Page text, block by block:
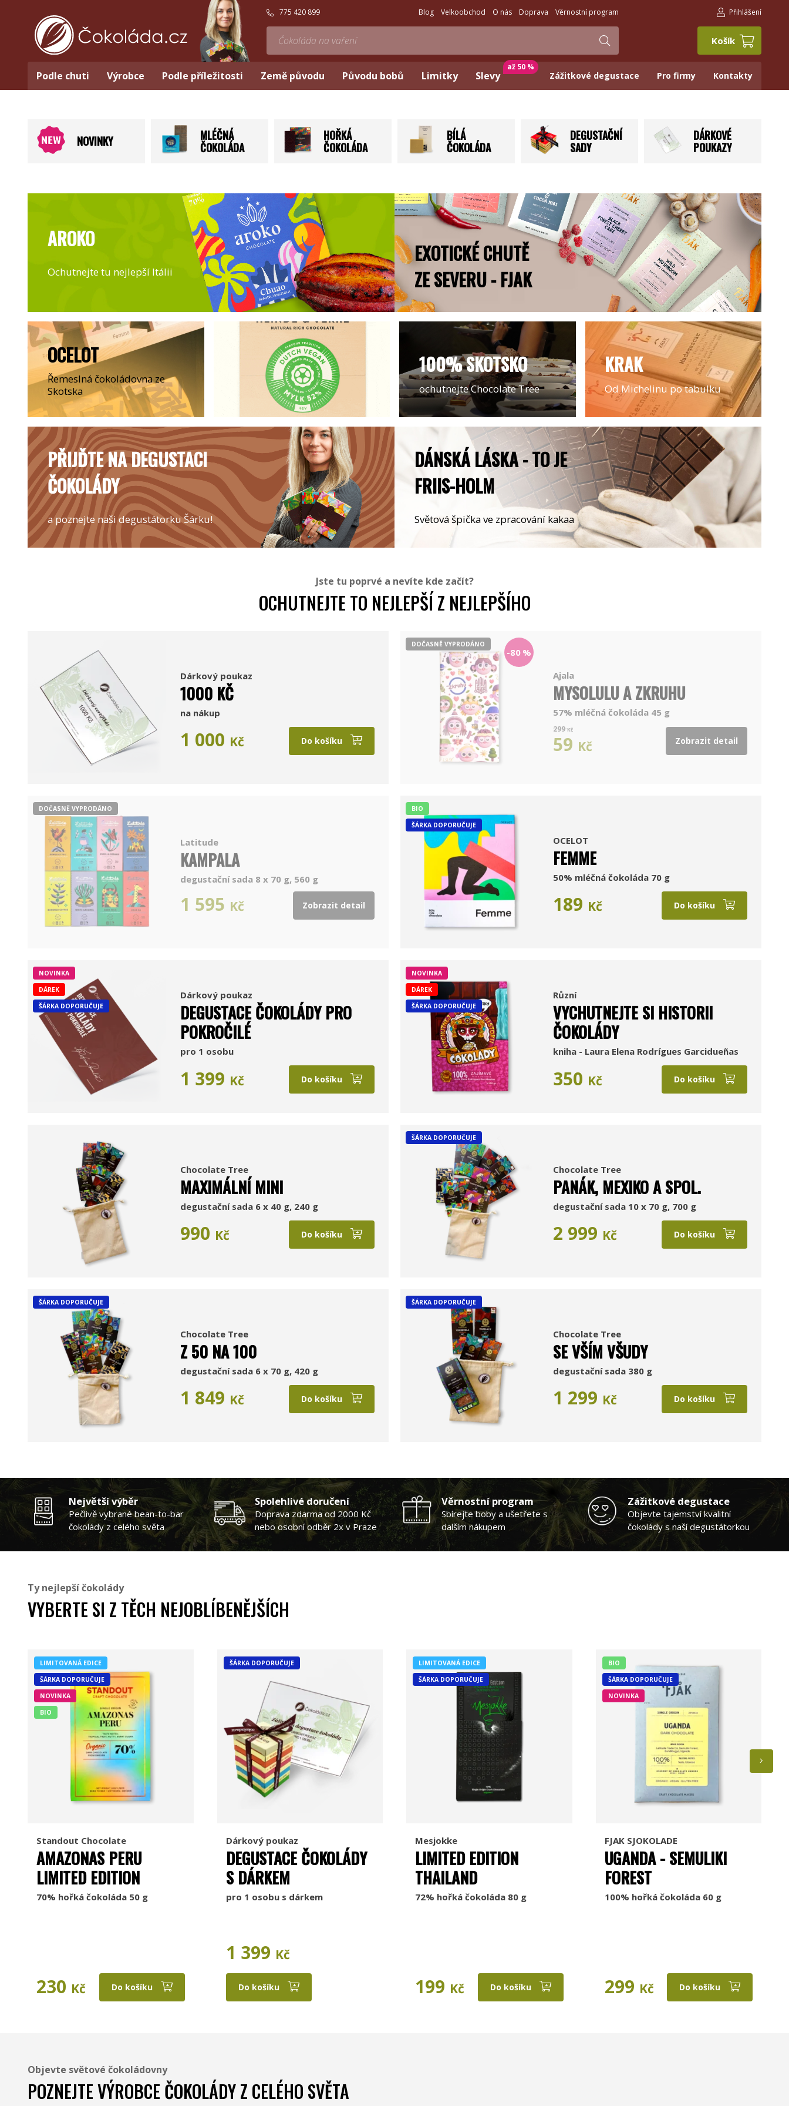
775 420 899 Blog Velkoobchod O nás Doprava Věrnostní program Přihlášení
Košík
Podle chuti Výrobce Podle příležitosti Země původu Původu bobů Limitky Slevy
až 50 %
Zážitkové degustace Pro firmy Kontakty
NOVINKY
MLÉČNÁ
ČOKOLÁDA
HOŘKÁ
ČOKOLÁDA
BÍLÁ
ČOKOLÁDA
DEGUSTAČNÍ
SADY
DÁRKOVÉ
POUKAZY
AROKO
Ochutnejte tu nejlepší Itálii
EXOTICKÉ CHUTĚ
ZE SEVERU - FJAK
OCELOT
Řemeslná čokoládovna ze
Skotska
100% SKOTSKO
ochutnejte Chocolate Tree
KRAK
Od Michelinu po tabulku
PŘIJĎTE NA DEGUSTACI
ČOKOLÁDY
a poznejte naši degustátorku Šárku!
DÁNSKÁ LÁSKA - TO JE
FRIIS-HOLM
Světová špička ve zpracování kakaa
Jste tu poprvé a nevíte kde začít?
OCHUTNEJTE TO NEJLEPŠÍ Z NEJLEPŠÍHO
Dárkový poukaz
1000 KČ
na nákup
1 000 Kč Do košíku
-80 %
DOČASNĚ VYPRODÁNO
Ajala
MYSOLULU A ZKRUHU
57% mléčná čokoláda 45 g
299 Kč
59 Kč Zobrazit detail
DOČASNĚ VYPRODÁNO
Latitude
KAMPALA
degustační sada 8 x 70 g, 560 g
1 595 Kč Zobrazit detail
BIO
ŠÁRKA DOPORUČUJE
OCELOT
FEMME
50% mléčná čokoláda 70 g
189 Kč Do košíku
NOVINKA
DÁREK
ŠÁRKA DOPORUČUJE
Dárkový poukaz
DEGUSTACE ČOKOLÁDY PRO
POKROČILÉ
pro 1 osobu
1 399 Kč Do košíku
NOVINKA
DÁREK
ŠÁRKA DOPORUČUJE
Různí
VYCHUTNEJTE SI HISTORII
ČOKOLÁDY
kniha - Laura Elena Rodrígues Garcidueñas
350 Kč Do košíku
Chocolate Tree
MAXIMÁLNÍ MINI
degustační sada 6 x 40 g, 240 g
990 Kč Do košíku
ŠÁRKA DOPORUČUJE
Chocolate Tree
PANÁK, MEXIKO A SPOL.
degustační sada 10 x 70 g, 700 g
2 999 Kč Do košíku
ŠÁRKA DOPORUČUJE
Chocolate Tree
Z 50 NA 100
degustační sada 6 x 70 g, 420 g
1 849 Kč Do košíku
ŠÁRKA DOPORUČUJE
Chocolate Tree
SE VŠÍM VŠUDY
degustační sada 380 g
1 299 Kč Do košíku
Největší výběr
Pečlivě vybrané bean-to-bar
čokolády z celého světa
Spolehlivé doručení
Doprava zdarma od 2000 Kč
nebo osobní odběr 2x v Praze
Věrnostní program
Sbírejte boby a ušetřete s
dalším nákupem
Zážitkové degustace
Objevte tajemství kvalitní
čokolády s naší degustátorkou
Ty nejlepší čokolády
VYBERTE SI Z TĚCH NEJOBLÍBENĚJŠÍCH
LIMITOVANÁ EDICE
ŠÁRKA DOPORUČUJE
NOVINKA
BIO
Standout Chocolate
AMAZONAS PERU
LIMITED EDITION
70% hořká čokoláda 50 g
230 Kč Do košíku
ŠÁRKA DOPORUČUJE
Dárkový poukaz
DEGUSTACE ČOKOLÁDY
S DÁRKEM
pro 1 osobu s dárkem
1 399 Kč
Do košíku
LIMITOVANÁ EDICE
ŠÁRKA DOPORUČUJE
Mesjokke
LIMITED EDITION
THAILAND
72% hořká čokoláda 80 g
199 Kč Do košíku
BIO
ŠÁRKA DOPORUČUJE
NOVINKA
FJAK SJOKOLADE
UGANDA - SEMULIKI
FOREST
100% hořká čokoláda 60 g
299 Kč Do košíku
Objevte světové čokoládovny
POZNEJTE VÝROBCE ČOKOLÁDY Z CELÉHO SVĚTA